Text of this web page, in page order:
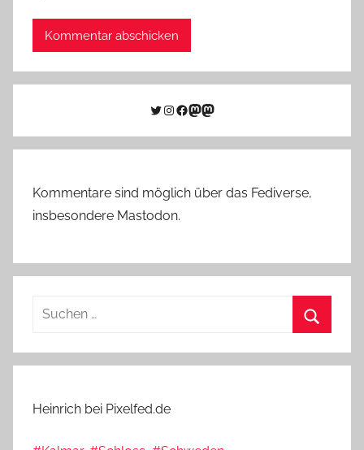
Twitter
Instagram
Facebook
Link zu Mastodon
Mastodon
Kommentare sind möglich über das Fediverse,
insbesondere Mastodon.
Suchen
Heinrich bei Pixelfed.de